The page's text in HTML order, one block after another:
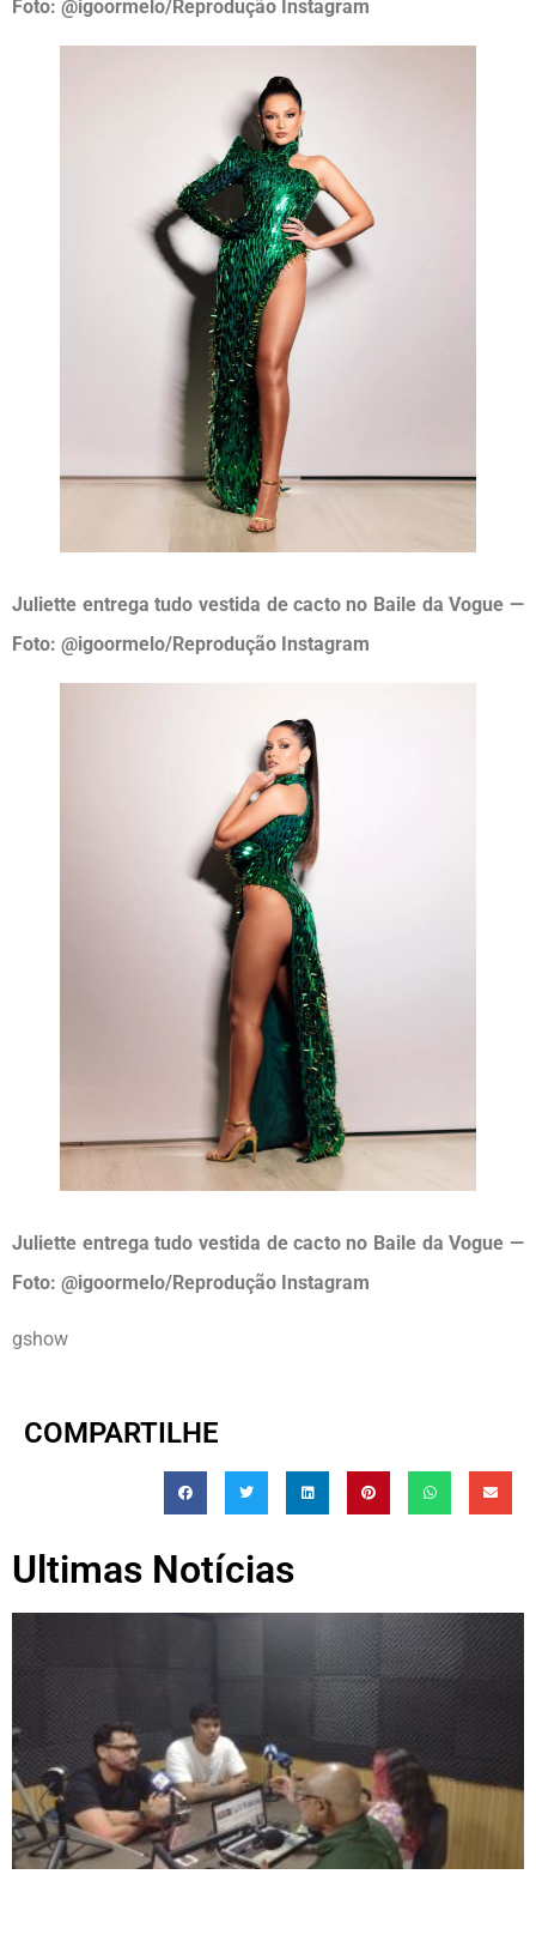
Foto: @igoormelo/Reprodução Instagram
Juliette entrega tudo vestida de cacto no Baile da Vogue —
Foto: @igoormelo/Reprodução Instagram
Juliette entrega tudo vestida de cacto no Baile da Vogue —
Foto: @igoormelo/Reprodução Instagram
gshow
COMPARTILHE
Ultimas Notícias